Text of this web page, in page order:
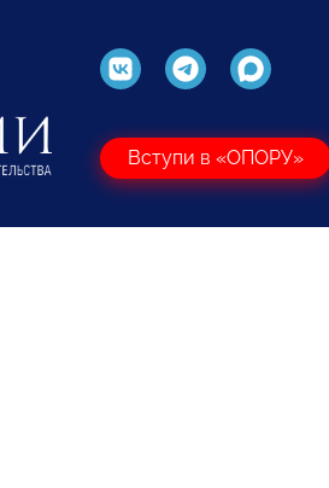
Вступи в «ОПОРУ»